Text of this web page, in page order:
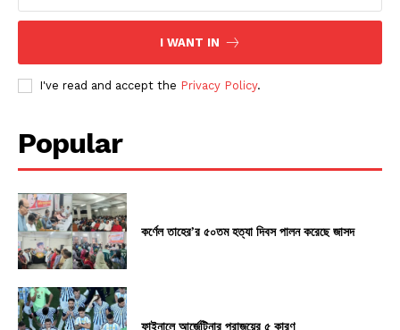
I WANT IN
I've read and accept the Privacy Policy.
Popular
কর্ণেল তাহের’র ৫০তম হত্যা দিবস পালন করেছে জাসদ
ফাইনালে আর্জেন্টিনার পরাজয়ের ৫ কারণ